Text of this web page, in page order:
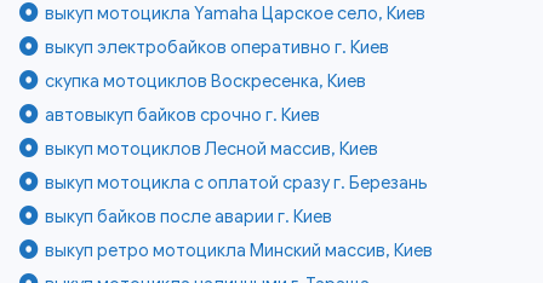
выкуп мотоцикла Yamaha Царское село, Киев
выкуп электробайков оперативно г. Киев
скупка мотоциклов Воскресенка, Киев
автовыкуп байков срочно г. Киев
выкуп мотоциклов Лесной массив, Киев
выкуп мотоцикла с оплатой сразу г. Березань
выкуп байков после аварии г. Киев
выкуп ретро мотоцикла Минский массив, Киев